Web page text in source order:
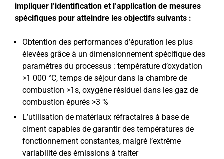
impliquer l’identification et l’application de mesures
spécifiques pour atteindre les objectifs suivants :
Obtention des performances d’épuration les plus
élevées grâce à un dimensionnement spécifique des
paramètres du processus : température d’oxydation
>1 000 °C, temps de séjour dans la chambre de
combustion >1s, oxygène résiduel dans les gaz de
combustion épurés >3 %
L’utilisation de matériaux réfractaires à base de
ciment capables de garantir des températures de
fonctionnement constantes, malgré l’extrême
variabilité des émissions à traiter